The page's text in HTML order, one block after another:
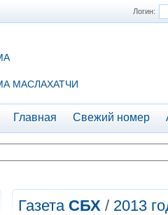
Логин:
МАСЛАХАТЧИ
Главная Свежий номер
Газета СБХ / 2013